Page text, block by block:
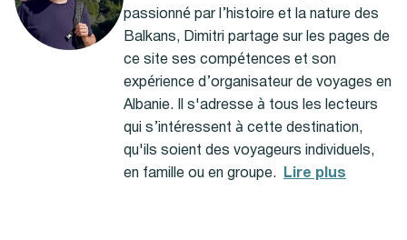
passionné par l’histoire et la nature des
Balkans, Dimitri partage sur les pages de
ce site ses compétences et son
expérience d’organisateur de voyages en
Albanie. Il s'adresse à tous les lecteurs
qui s’intéressent à cette destination,
qu'ils soient des voyageurs individuels,
en famille ou en groupe.
Lire plus